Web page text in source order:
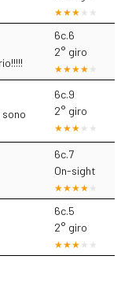
6c.6
2° giro
6c.9
2° giro
6c.7
On-sight
6c.5
2° giro